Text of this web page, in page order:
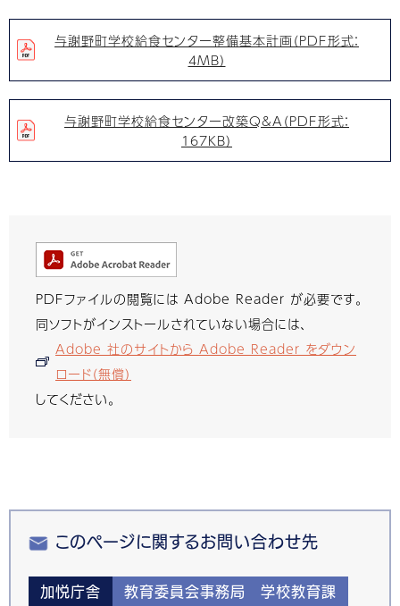
与謝野町学校給食センター整備基本計画（PDF形式：
4MB）
与謝野町学校給食センター改築Q&A（PDF形式：
167KB）
PDFファイルの閲覧には Adobe Reader が必要です。
同ソフトがインストールされていない場合には、
Adobe 社のサイトから Adobe Reader をダウン
ロード（無償）
してください。
このページに関するお問い合わせ先
加悦庁舎 教育委員会事務局 学校教育課